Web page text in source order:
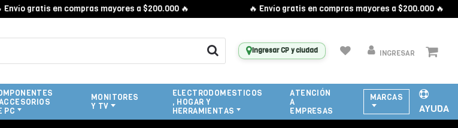
gratis en compras mayores a $200.000 🔥 🔥 Envío gratis en compras mayores a $200.000 🔥
Ingresar CP y ciudad INGRESAR
PC
MONITORES
Y TV
ELECTRODOMESTICOS
, HOGAR Y
HERRAMIENTAS
ATENCIÓN
A
EMPRESAS
MARCAS
AYUDA